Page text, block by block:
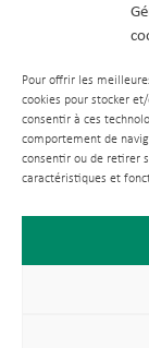
Pour offrir les
cookies pour stocker
consentir à ces
comportement de
consentir ou de retirer
caractéristiques et